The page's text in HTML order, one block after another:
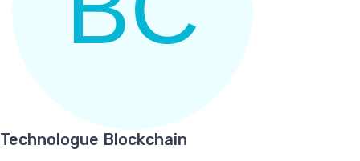
Technologue Blockchain